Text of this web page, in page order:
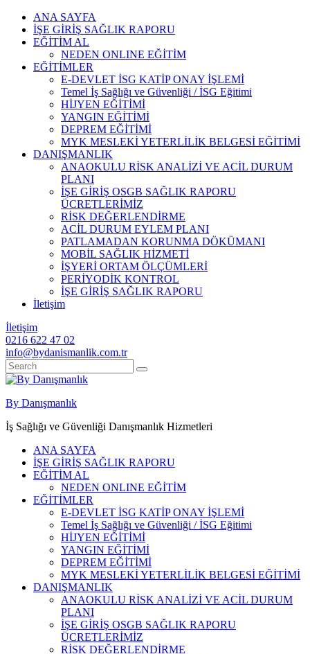
Skip
content
ANA SAYFA
İŞE GİRİŞ SAĞLIK RAPORU
EĞİTİM AL
NEDEN ONLINE EĞİTİM
EĞİTİMLER
E-DEVLET İSG KATİP ONAY İŞLEMİ
Temel İş Sağlığı ve Güvenliği / İSG Eğitimi
HİJYEN EĞİTİMİ
YANGIN EĞİTİMİ
DEPREM EĞİTİMİ
MYK MESLEKİ YETERLİLİK BELGESİ EĞİTİMİ
DANIŞMANLIK
ANAOKULU RİSK ANALİZİ VE ACİL DURUM
PLANI
İŞE GİRİŞ OSGB SAĞLIK RAPORU
ÜCRETLERİMİZ
RİSK DEĞERLENDİRME
ACİL DURUM EYLEM PLANI
PATLAMADAN KORUNMA DÖKÜMANI
MOBİL SAĞLIK HİZMETİ
İŞYERİ ORTAM ÖLÇÜMLERİ
PERİYODİK KONTROL
İŞE GİRİŞ SAĞLIK RAPORU
İletişim
İletişim
0216 622 47 02
info@bydanismanlik.com.tr
By Danışmanlık
İş Sağlığı ve Güvenliği Danışmanlık Hizmetleri
ANA SAYFA
İŞE GİRİŞ SAĞLIK RAPORU
EĞİTİM AL
NEDEN ONLINE EĞİTİM
EĞİTİMLER
E-DEVLET İSG KATİP ONAY İŞLEMİ
Temel İş Sağlığı ve Güvenliği / İSG Eğitimi
HİJYEN EĞİTİMİ
YANGIN EĞİTİMİ
DEPREM EĞİTİMİ
MYK MESLEKİ YETERLİLİK BELGESİ EĞİTİMİ
DANIŞMANLIK
ANAOKULU RİSK ANALİZİ VE ACİL DURUM
PLANI
İŞE GİRİŞ OSGB SAĞLIK RAPORU
ÜCRETLERİMİZ
RİSK DEĞERLENDİRME